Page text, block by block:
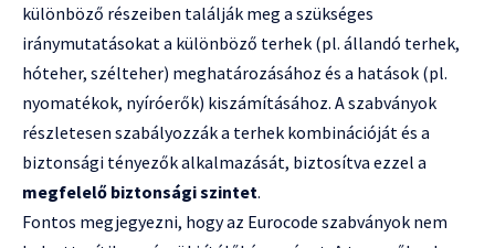
különböző részeiben találják meg a szükséges
iránymutatásokat a különböző terhek (pl. állandó terhek,
hóteher, szélteher) meghatározásához és a hatások (pl.
nyomatékok, nyíróerők) kiszámításához. A szabványok
részletesen szabályozzák a terhek kombinációját és a
biztonsági tényezők alkalmazását, biztosítva ezzel a
megfelelő biztonsági szintet.
Fontos megjegyezni, hogy az Eurocode szabványok nem